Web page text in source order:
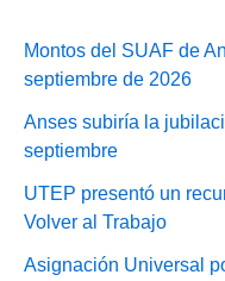
Montos del SUAF de
septiembre de 2026
Anses subiría la
septiembre
UTEP presentó un
Volver al Trabajo
Asignación Universal